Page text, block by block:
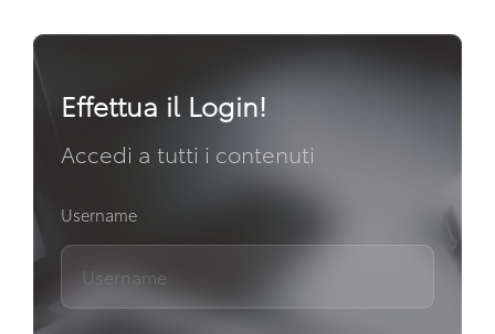
Effettua il Login!
Accedi a tutti i contenuti
Username